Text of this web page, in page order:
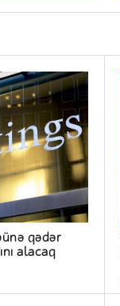
qədər
alacaq